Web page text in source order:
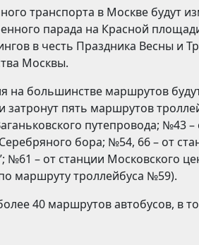
транспорта в Москве будут
парада на Красной
в честь Праздника Весны и
Москвы.
на большинстве маршрутов
затронут пять маршрутов
путепровода; №43
бора; №54, 66 – от
№61 – от станции Московского
маршруту троллейбуса №59).
40 маршрутов автобусов, в